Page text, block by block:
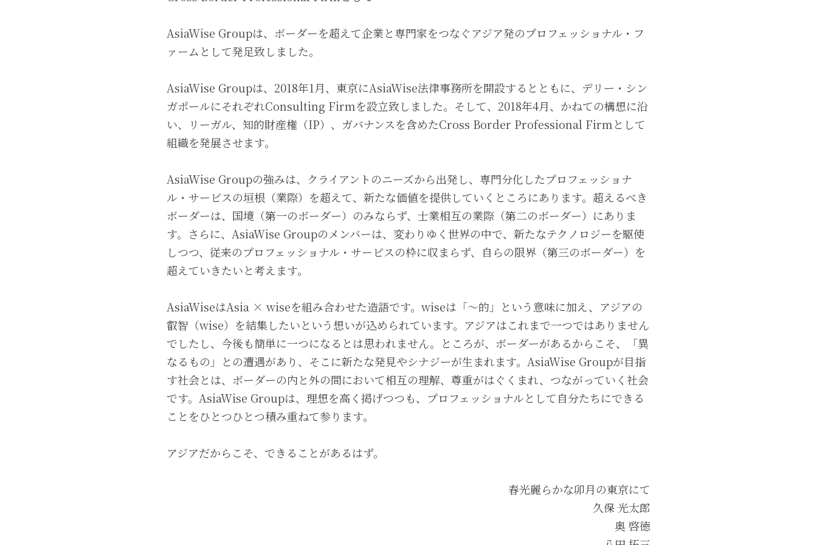
AsiaWise Groupは、ボーダーを超えて企業と専門家をつなぐアジア発のプロフェッショナル・フ
ァームとして発足致しました。
AsiaWise Groupは、2018年1月、東京にAsiaWise法律事務所を開設するとともに、デリー・シン
ガポールにそれぞれConsulting Firmを設立致しました。そして、2018年4月、かねての構想に沿
い、リーガル、知的財産権（IP）、ガバナンスを含めたCross Border Professional Firmとして
組織を発展させます。
AsiaWise Groupの強みは、クライアントのニーズから出発し、専門分化したプロフェッショナ
ル・サービスの垣根（業際）を超えて、新たな価値を提供していくところにあります。超えるべき
ボーダーは、国境（第一のボーダー）のみならず、士業相互の業際（第二のボーダー）にありま
す。さらに、AsiaWise Groupのメンバーは、変わりゆく世界の中で、新たなテクノロジーを駆使
しつつ、従来のプロフェッショナル・サービスの枠に収まらず、自らの限界（第三のボーダー）を
超えていきたいと考えます。
AsiaWiseはAsia × wiseを組み合わせた造語です。wiseは「～的」という意味に加え、アジアの
叡智（wise）を結集したいという想いが込められています。アジアはこれまで一つではありません
でしたし、今後も簡単に一つになるとは思われません。ところが、ボーダーがあるからこそ、「異
なるもの」との遭遇があり、そこに新たな発見やシナジーが生まれます。AsiaWise Groupが目指
す社会とは、ボーダーの内と外の間において相互の理解、尊重がはぐくまれ、つながっていく社会
です。AsiaWise Groupは、理想を高く掲げつつも、プロフェッショナルとして自分たちにできる
ことをひとつひとつ積み重ねて参ります。
アジアだからこそ、できることがあるはず。
春光麗らかな卯月の東京にて
久保 光太郎
奥 啓徳